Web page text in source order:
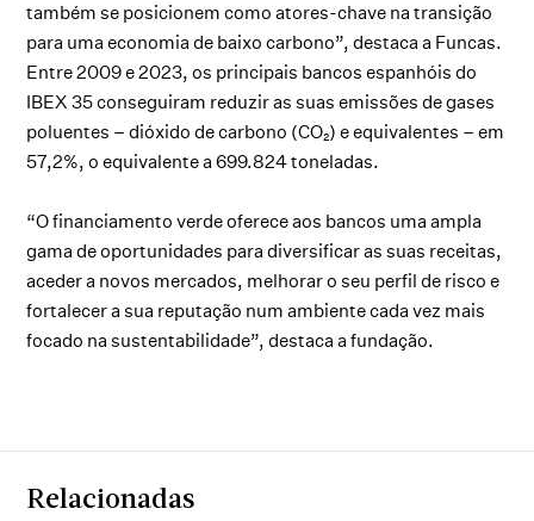
também se posicionem como atores-chave na transição
para uma economia de baixo carbono”, destaca a Funcas.
Entre 2009 e 2023, os principais bancos espanhóis do
IBEX 35 conseguiram reduzir as suas emissões de gases
poluentes – dióxido de carbono (CO₂) e equivalentes – em
57,2%, o equivalente a 699.824 toneladas.
“O financiamento verde oferece aos bancos uma ampla
gama de oportunidades para diversificar as suas receitas,
aceder a novos mercados, melhorar o seu perfil de risco e
fortalecer a sua reputação num ambiente cada vez mais
focado na sustentabilidade”, destaca a fundação.
Relacionadas